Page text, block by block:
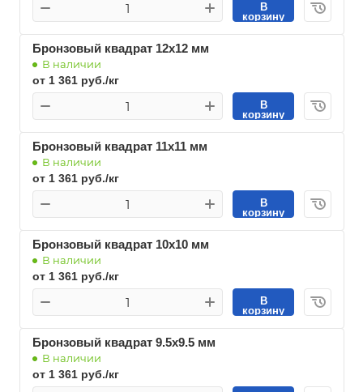
В
корзину
Бронзовый квадрат 12х12 мм
В наличии
от 1 361 руб./кг
В
корзину
Бронзовый квадрат 11х11 мм
В наличии
от 1 361 руб./кг
В
корзину
Бронзовый квадрат 10х10 мм
В наличии
от 1 361 руб./кг
В
корзину
Бронзовый квадрат 9.5х9.5 мм
В наличии
от 1 361 руб./кг